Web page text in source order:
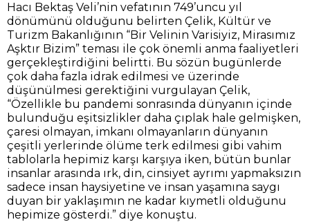
Hacı Bektaş Veli’nin vefatının 749’uncu yıl
dönümünü olduğunu belirten Çelik, Kültür ve
Turizm Bakanlığının “Bir Velinin Varisiyiz, Mirasımız
Aşktır Bizim” teması ile çok önemli anma faaliyetleri
gerçekleştirdiğini belirtti. Bu sözün bugünlerde
çok daha fazla idrak edilmesi ve üzerinde
düşünülmesi gerektiğini vurgulayan Çelik,
“Özellikle bu pandemi sonrasında dünyanın içinde
bulunduğu eşitsizlikler daha çıplak hale gelmişken,
çaresi olmayan, imkanı olmayanların dünyanın
çeşitli yerlerinde ölüme terk edilmesi gibi vahim
tablolarla hepimiz karşı karşıya iken, bütün bunlar
insanlar arasında ırk, din, cinsiyet ayrımı yapmaksızın
sadece insan haysiyetine ve insan yaşamına saygı
duyan bir yaklaşımın ne kadar kıymetli olduğunu
hepimize gösterdi.” diye konuştu.